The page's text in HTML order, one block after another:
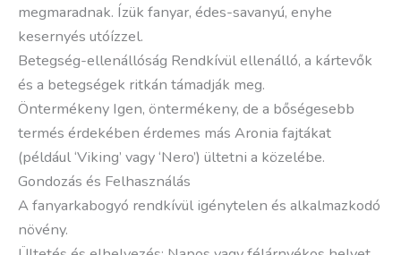
megmaradnak. Ízük fanyar, édes-savanyú, enyhe
kesernyés utóízzel.
Betegség-ellenállóság Rendkívül ellenálló, a kártevők
és a betegségek ritkán támadják meg.
Öntermékeny Igen, öntermékeny, de a bőségesebb
termés érdekében érdemes más Aronia fajtákat
(például ‘Viking’ vagy ‘Nero’) ültetni a közelébe.
Gondozás és Felhasználás
A fanyarkabogyó rendkívül igénytelen és alkalmazkodó
növény.